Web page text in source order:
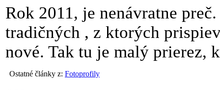
Rok 2011, je nenávratne
tradičných , z ktorých
nové. Tak tu je malý prierez,
Ostatné články z: Fotoprofily